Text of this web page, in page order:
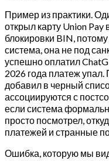
Пример из практики.
открыл карту Union
блокировки BIN,
система, она не под
успешно оплатил
2026 года платеж
добавил в черный
ассоциируются с
если система
просто посмотрел,
платежей и странные
Ошибка, которую мы